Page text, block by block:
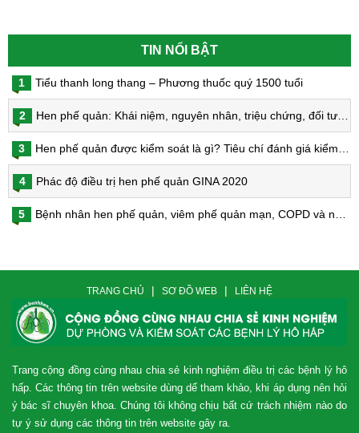
TIN NỔI BẬT
1 Tiểu thanh long thang – Phương thuốc quý 1500 tuổi
2 Hen phế quản: Khái niệm, nguyên nhân, triệu chứng, đối tượng nguy cơ, phòng bệnh, chẩn đoán và điều trị hen phế quản
3 Hen phế quản được kiểm soát là gì? Tiêu chí đánh giá kiểm soát hen
4 Phác độ điều trị hen phế quản GINA 2020
5 Bệnh nhân hen phế quản, viêm phế quản mạn, COPD và nguy cơ nhiễm virus Corona
TRANG CHỦ | SƠ ĐỒ WEB | LIÊN HỆ
Trang cộng đồng cùng nhau chia sẻ kinh nghiệm điều trị các bệnh lý hô
hấp. Các thông tin trên website dùng dể tham khảo, khi áp dụng nên hỏi
ý bác sĩ chuyên khoa. Chúng tôi không chịu bất cứ trách nhiệm nào do
tự ý sử dụng các thông tin trên website gây ra.